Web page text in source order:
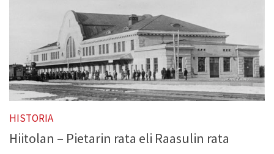
HISTORIA
Hiitolan – Pietarin rata eli Raasulin rata